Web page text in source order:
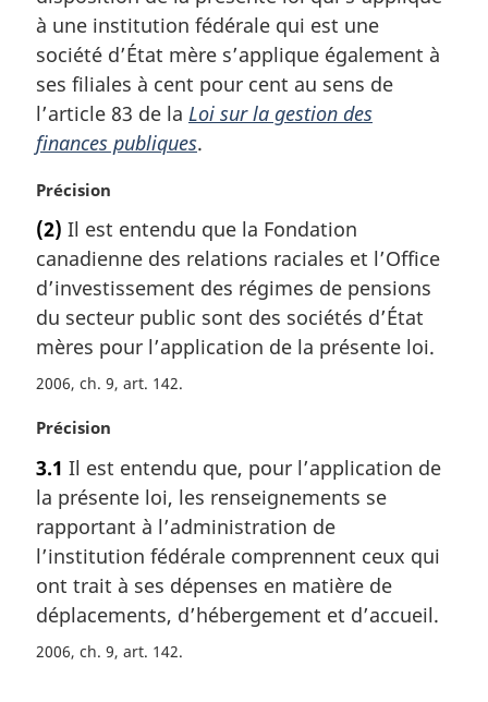
m
a
g
i
n
l
:
à une institution fédérale qui est une
société d’État mère s’applique également à
ses filiales à cent pour cent au sens de
l’article 83 de la Loi sur la gestion des
finances publiques.
N
t
e
m
a
g
i
a
e
:
Précision
(2) Il est entendu que la Fondation
canadienne des relations raciales et l’Office
d’investissement des régimes de pensions
du secteur public sont des sociétés d’État
mères pour l’application de la présente loi.
2006, ch. 9, art. 142
N
t
e
m
a
r
g
i
n
Précision
3.1 Il est entendu que, pour l’application de
la présente loi, les renseignements se
rapportant à l’administration de
l’institution fédérale comprennent ceux qui
ont trait à ses dépenses en matière de
déplacements, d’hébergement et d’accueil.
2006, ch. 9, art. 142